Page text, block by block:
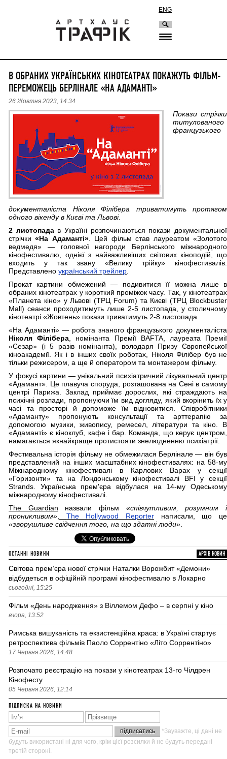
ENG
В ОБРАНИХ УКРАЇНСЬКИХ КІНОТЕАТРАХ ПОКАЖУТЬ ФІЛЬМ-
ПЕРЕМОЖЕЦЬ БЕРЛІНАЛЕ «НА АДАМАНТІ»
26 Жовтня 2023, 14:34
Покази стрічки
титулованого
французького
документаліста Ніколя Філібера триватимуть протягом
одного вікенду в Києві та Львові.
2 листопадав Україні розпочинаються покази документальної
стрічки«На Адаманті». Цей фільм став лауреатом «Золотого
ведмедя» — головної нагороди Берлінського міжнародного
кінофестивалю, однієї з найважливіших світових кіноподій, що
входить у так звану «Велику трійку» кінофестивалів.
Представлено український трейлер
Прокат картини обмежений — подивитися її можна лише в
обраних кінотеатрах у короткий проміжок часу. Так, у кінотеатрах
«Планета кіно» у Львові (ТРЦ Forum) та Києві (ТРЦ Blockbuster
Mall) сеанси проходитимуть лише 2-5 листопада, у столичному
кінотеатрі «Жовтень» покази триватимуть 2-8 листопада.
«На Адаманті» — робота знаного французького документаліста
Ніколя Філібера , номінанта Премії BAFTA, лауреата Премії
«Сезар» (і 5 разів номінанта), володаря Призу Європейської
кіноакадемії. Як і в інших своїх роботах, Ніколя Філібер був не
тільки режисером, а ще й оператором та монтажером фільму.
У фокусі картини — унікальний психіатричний лікувальний центр
«Адамант». Це плавуча споруда, розташована на Сені в самому
центрі Парижа. Заклад приймає дорослих, які страждають на
психічні розлади, пропонуючи їм вид догляду, який вкорінить їх у
часі та просторі й допоможе їм відновитися. Співробітники
«Адаманту» пропонують консультації та арттерапію за
допомогою музики, живопису, ремесел, літератури та кіно. В
«Адаманті» є кіноклуб, кафе і бар. Команда, що керує центром,
намагається якнайкраще протистояти знелюдненню психіатрії.
Фестивальна історія фільму не обмежилася Берлінале — він був
представлений на інших масштабних кінофестивалях: на 58-му
Міжнародному кінофестивалі в Карлових Варах у секції
«Горизонти» та на Лондонському кінофестивалі BFI у секції
Strands. Українська прем'єра відбулася на 14-му Одеському
міжнародному кінофестивалі.
The Guardian назвали фільм «співчутливим, розумним і
проникливим»
The Hollywood Reporter написали, що це
«зворушливе свідчення того, на що здатні люди»
ОСТАННІ НОВИНИ АРХІВ НОВИН
Світова премʼєра нової стрічки Наталки Ворожбит «Демони»
відбудеться в офіційній програмі кінофестивалю в Локарно
сьогодні, 15:25
Фільм «День народження» з Віллемом Дефо – в серпні у кіно
вчора, 13:52
Римська вишуканість та екзистенційна краса: в Україні стартує
ретроспектива фільмів Паоло Соррентіно «Літо Соррентіно»
17 Червня 2026, 14:48
Розпочато реєстрацію на покази у кінотеатрах 13-го Чілдрен
Кінофесту
05 Червня 2026, 12:14
ПІДПИСКА НА НОВИНИ
*Зауважте, ці дані не
будуть використані ні для чого, крім цієї розсилки й не будуть передані
третій стороні.